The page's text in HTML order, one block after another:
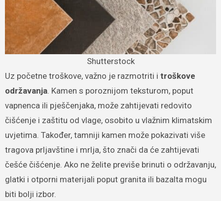
Shutterstock
Uz početne troškove, važno je razmotriti i troškove
održavanja. Kamen s poroznijom teksturom, poput
vapnenca ili pješčenjaka, može zahtijevati redovito
čišćenje i zaštitu od vlage, osobito u vlažnim klimatskim
uvjetima. Također, tamniji kamen može pokazivati više
tragova prljavštine i mrlja, što znači da će zahtijevati
češće čišćenje. Ako ne želite previše brinuti o održavanju,
glatki i otporni materijali poput granita ili bazalta mogu
biti bolji izbor.